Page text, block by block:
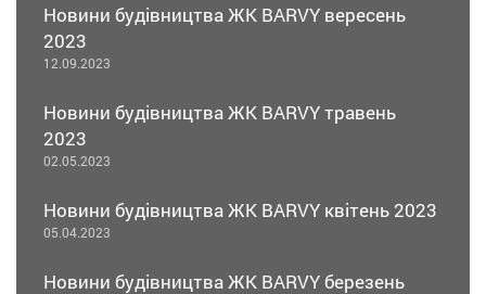
Новини будівництва ЖК BARVY вересень
2023
12.09.2023
Новини будівництва ЖК BARVY травень
2023
02.05.2023
Новини будівництва ЖК BARVY квітень 2023
05.04.2023
Новини будівництва ЖК BARVY березень